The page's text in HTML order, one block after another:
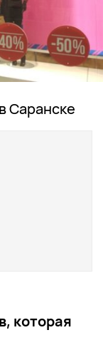
Саранске
которая